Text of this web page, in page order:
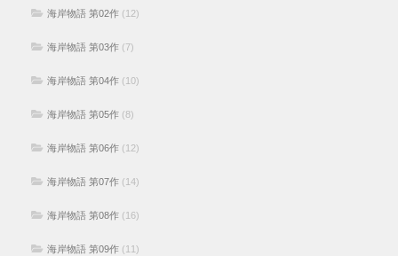
海岸物語 第02作 (12)
海岸物語 第03作 (7)
海岸物語 第04作 (10)
海岸物語 第05作 (8)
海岸物語 第06作 (12)
海岸物語 第07作 (14)
海岸物語 第08作 (16)
海岸物語 第09作 (11)